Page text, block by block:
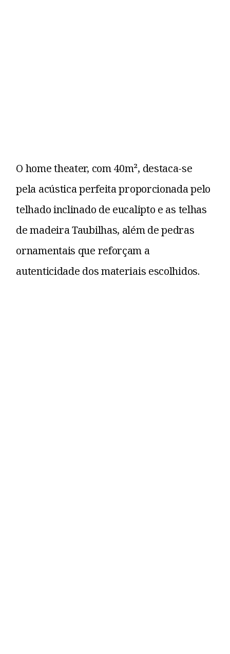
O home theater, com 40m², destaca-se
pela acústica perfeita proporcionada pelo
telhado inclinado de eucalipto e as telhas
de madeira Taubilhas, além de pedras
ornamentais que reforçam a
autenticidade dos materiais escolhidos.